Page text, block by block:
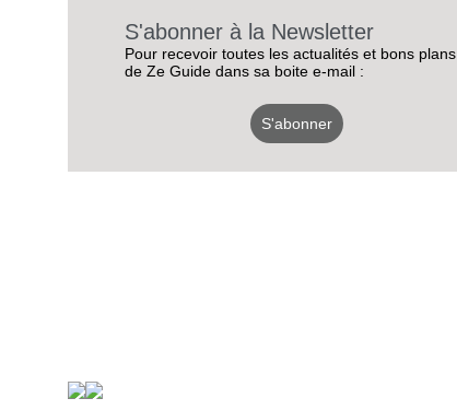
S'abonner à la Newsletter
Pour recevoir toutes les actualités et bons plans
de Ze Guide dans sa boite e-mail :
S'abonner